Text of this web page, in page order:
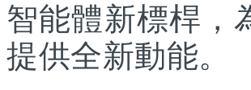
智能體新標桿，
提供全新動能。